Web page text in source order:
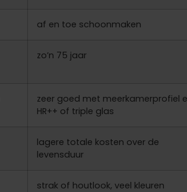
af en toe schoonmaken
zo’n 75 jaar
zeer goed met meerkamerprofiel
HR++ of triple glas
lagere totale kosten over de
levensduur
strak of houtlook, veel kleuren